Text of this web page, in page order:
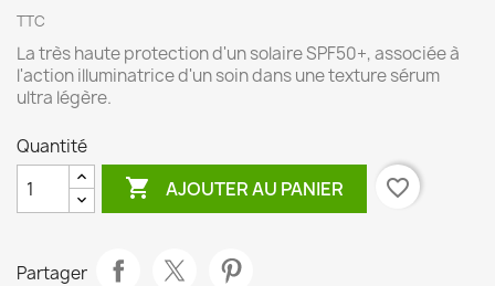
TTC
La très haute protection d'un solaire SPF50+, associée à
l'action illuminatrice d'un soin dans une texture sérum
ultra légère.
Quantité
 AJOUTER AU PANIER favorite_border
Partager